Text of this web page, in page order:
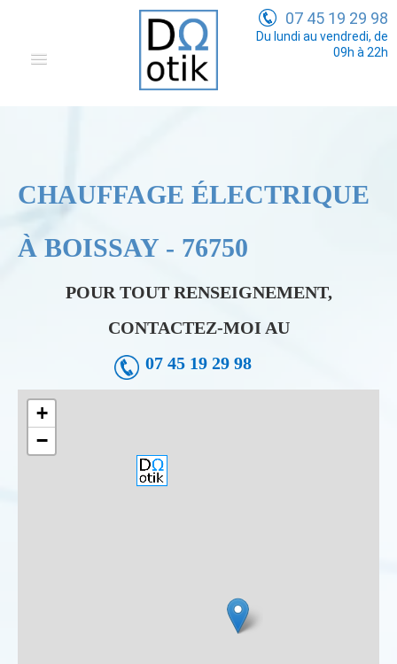
07 45 19 29 98
Du lundi au vendredi, de
09h à 22h
CHAUFFAGE ÉLECTRIQUE
À BOISSAY - 76750
POUR TOUT RENSEIGNEMENT,
CONTACTEZ-MOI AU
07 45 19 29 98
+
−